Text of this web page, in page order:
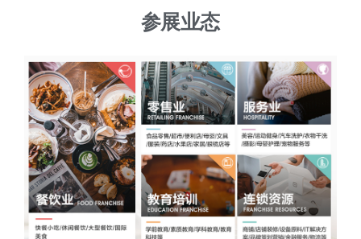
参展业态